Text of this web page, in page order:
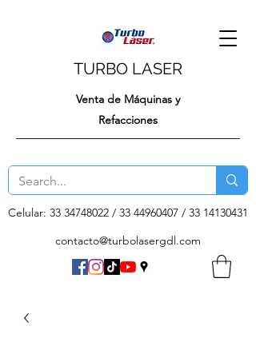
TURBO LASER
Venta de Máquinas y
Refacciones
Celular: 33 34748022 / 33 44960407 / 33 14130431
contacto@turbolasergdl.com